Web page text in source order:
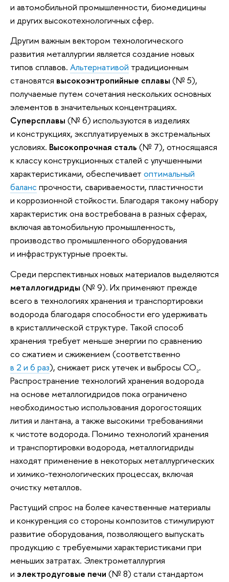
и автомобильной промышленности, биомедицины
и других высокотехнологичных сфер.
Другим важным вектором технологического
развития металлургии является создание новых
типов сплавов. Альтернативой традиционным
становятся высокоэнтропийные сплавы (№ 5),
получаемые путем сочетания нескольких основных
элементов в значительных концентрациях.
Суперсплавы (№ 6) используются в изделиях
и конструкциях, эксплуатируемых в экстремальных
условиях. Высокопрочная сталь (№ 7), относящаяся
к классу конструкционных сталей с улучшенными
характеристиками, обеспечивает оптимальный
баланс прочности, свариваемости, пластичности
и коррозионной стойкости. Благодаря такому набору
характеристик она востребована в разных сферах,
включая автомобильную промышленность,
производство промышленного оборудования
и инфраструктурные проекты.
Среди перспективных новых материалов выделяются
металлогидриды (№ 9). Их применяют прежде
всего в технологиях хранения и транспортировки
водорода благодаря способности его удерживать
в кристаллической структуре. Такой способ
хранения требует меньше энергии по сравнению
со сжатием и сжижением (соответственно
в 2 и 6 раз), снижает риск утечек и выбросы CO₂.
Распространение технологий хранения водорода
на основе металлогидридов пока ограничено
необходимостью использования дорогостоящих
лития и лантана, а также высокими требованиями
к чистоте водорода. Помимо технологий хранения
и транспортировки водорода, металлогидриды
находят применение в некоторых металлургических
и химико-технологических процессах, включая
очистку металлов.
Растущий спрос на более качественные материалы
и конкуренция со стороны композитов стимулируют
развитие оборудования, позволяющего выпускать
продукцию с требуемыми характеристиками при
меньших затратах. Электрометаллургия
и электродуговые печи (№ 8) стали стандартом